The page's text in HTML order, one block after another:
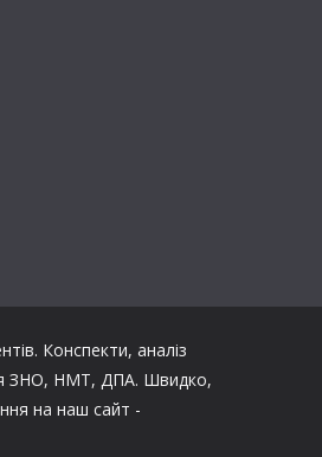
Конспекти, аналіз
ЗНО, НМТ, ДПА. Швидко,
на наш сайт -